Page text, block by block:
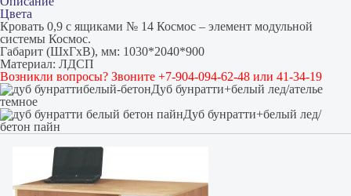
Цвета
Кровать 0,9 с ящиками № 14 Космос – элемент модульной
системы Космос.
Габарит (ШхГхВ), мм: 1030*2040*900
Материал: ЛДСП
Возникли вопросы? Звоните +7-904-094-62-48 или 41-34-19
Дуб бунратти+белый лед/ателье
темное
Дуб бунратти+белый лед/
бетон пайн